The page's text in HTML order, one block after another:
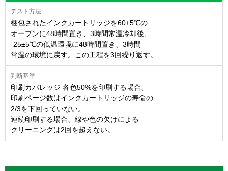
梱包されたインクカートリッジを60±5℃の
オーブンに48時間置き、3時間常温冷却後、
-25±5℃の低温環境に48時間置き、3時間
常温の環境に戻す。この工程を3回繰り返す。
印刷カバレッジ 各色50%を印刷する場合、
印刷ページ数はインクカートリッジの寿命の
2/3を下回っていない。
連続印刷する場合、線や色の欠けによる
クリーニングは2回を超えない。